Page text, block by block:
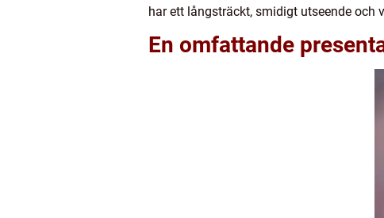
har ett långsträckt, smidigt utseende och
En omfattande